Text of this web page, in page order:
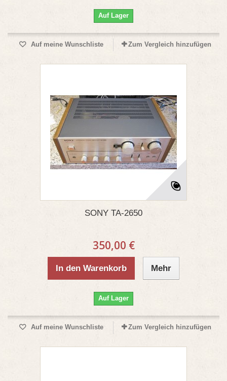
Auf Lager
Auf meine Wunschliste Zum Vergleich hinzufügen
SONY TA-2650
350,00 €
In den Warenkorb Mehr
Auf Lager
Auf meine Wunschliste Zum Vergleich hinzufügen